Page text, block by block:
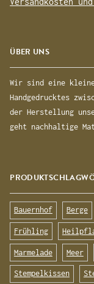
ÜBER UNS
Wir sind eine
Handgedrucktes
der Herstellung
geht nachhaltige
Bauernhof Berge
Frühling
Marmelade Meer
Stempelkissen